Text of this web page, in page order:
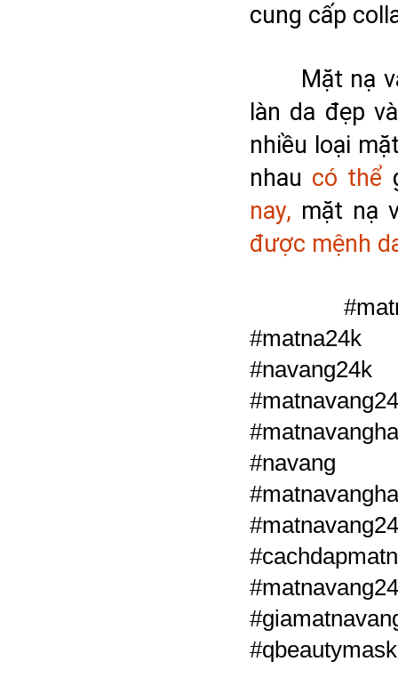
cung cấp
Mặt nạ
làn da đẹp
nhiều loại
nhau có thể
nay, mặt nạ
được mệnh
#matna24k
#navang
#qbeautymask